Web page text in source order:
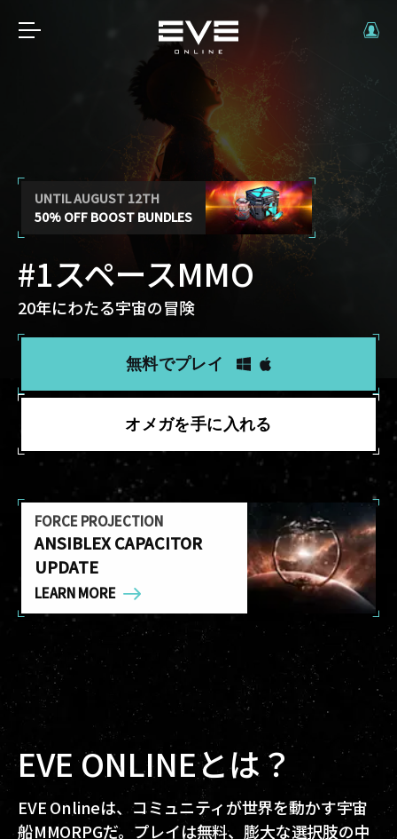
UNTIL AUGUST 12TH
50% OFF BOOST BUNDLES
#1スペースMMO
20年にわたる宇宙の冒険
無料でプレイ
オメガを手に入れる
FORCE PROJECTION
ANSIBLEX CAPACITOR
UPDATE
LEARN MORE
EVE ONLINEとは？
EVE Onlineは、コミュニティが世界を動かす宇宙
船MMORPGだ。プレイは無料、膨大な選択肢の中